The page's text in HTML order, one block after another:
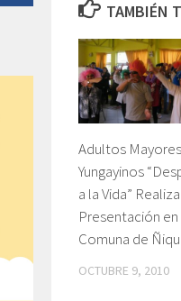
TAMBIÉN
Adultos Mayores
Yungayinos
a la Vida”
Presentación en
Comuna de
OCTUBRE 9, 2010